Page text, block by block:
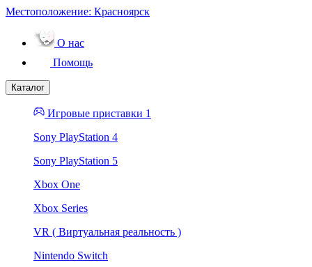
Местоположение: Красноярск
О нас
Помощь
Каталог
Игровые приставки 1
Sony PlayStation 4
Sony PlayStation 5
Xbox One
Xbox Series
VR ( Виртуальная реальность )
Nintendo Switch